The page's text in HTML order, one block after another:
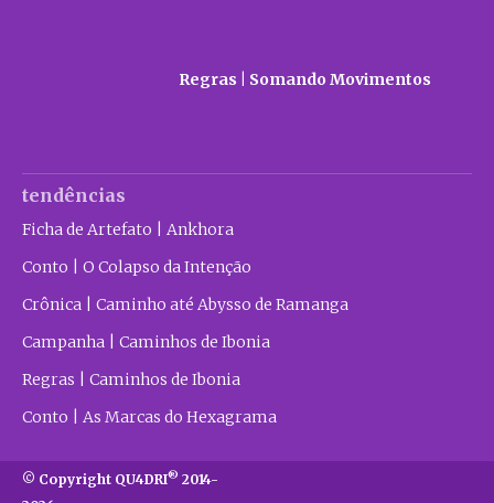
Regras | Somando Movimentos
tendências
Ficha de Artefato | Ankhora
Conto | O Colapso da Intenção
Crônica | Caminho até Abysso de Ramanga
Campanha | Caminhos de Ibonia
Regras | Caminhos de Ibonia
Conto | As Marcas do Hexagrama
© Copyright QU4DRI® 2014-